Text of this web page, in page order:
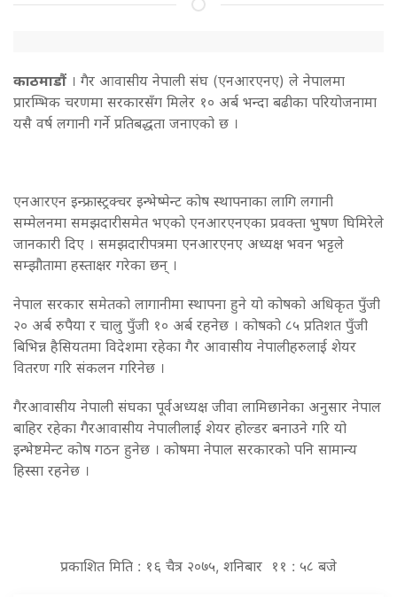
काठमाडौं । गैर आवासीय नेपाली संघ (एनआरएनए) ले नेपालमा
प्रारम्भिक चरणमा सरकारसँग मिलेर १० अर्ब भन्दा बढीका परियोजनामा
यसै वर्ष लगानी गर्ने प्रतिबद्धता जनाएको छ ।
एनआरएन इन्फ्रास्ट्रक्चर इन्भेष्मेन्ट कोष स्थापनाका लागि लगानी
सम्मेलनमा समझदारीसमेत भएको एनआरएनएका प्रवक्ता भुषण घिमिरेले
जानकारी दिए । समझदारीपत्रमा एनआरएनए अध्यक्ष भवन भट्टले
सम्झौतामा हस्ताक्षर गरेका छन् ।
नेपाल सरकार समेतको लागानीमा स्थापना हुने यो कोषको अधिकृत पुँजी
२० अर्ब रुपैया र चालु पुँजी १० अर्ब रहनेछ । कोषको ८५ प्रतिशत पुँजी
बिभिन्न हैसियतमा विदेशमा रहेका गैर आवासीय नेपालीहरुलाई शेयर
वितरण गरि संकलन गरिनेछ ।
गैरआवासीय नेपाली संघका पूर्वअध्यक्ष जीवा लामिछानेका अनुसार नेपाल
बाहिर रहेका गैरआवासीय नेपालीलाई शेयर होल्डर बनाउने गरि यो
इन्भेष्टमेन्ट कोष गठन हुनेछ । कोषमा नेपाल सरकारको पनि सामान्य
हिस्सा रहनेछ ।
प्रकाशित मिति : १६ चैत्र २०७५, शनिबार ११ : ५८ बजे